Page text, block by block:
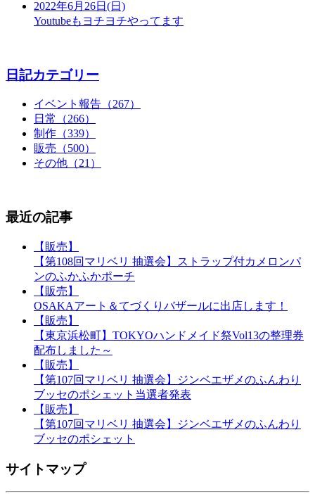
2022年6月26日(日)
Youtubeもヨチヨチやってます
日記カテゴリー
イベント報告（267）
日常（266）
制作（339）
販売（500）
その他（21）
最近の記事
【販売】
【第108回マリベリ 抽選会】ストラップ付カメロンパ
ンのふかふかポーチ
【販売】
OSAKAアート＆てづくりバザールに出店します！
【販売】
【東京浜松町】TOKYOハンドメイド祭Vol13の整理券
配布しました～
【販売】
【第107回マリベリ 抽選会】ジンベエザメのふんわり
ブッセのポシェット当選者発表
【販売】
【第107回マリベリ 抽選会】ジンベエザメのふんわり
ブッセのポシェット
サイトマップ